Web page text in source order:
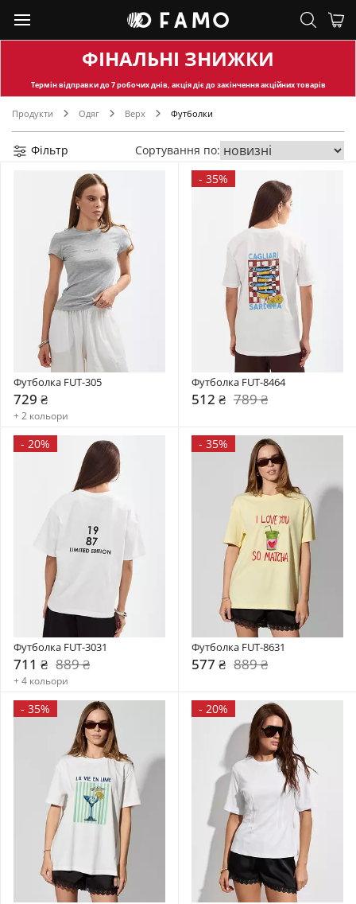
ФІНАЛЬНІ ЗНИЖКИ
Термін відправкидо 7 робочих днів, акція діє до закінчення акційних товарів
Продукти Одяг Верх Футболки
Фільтр Сортування по:
Футболка FUT-305
729 ₴
+ 2 кольори
- 35%
Футболка FUT-8464
512 ₴ 789 ₴
- 20%
Футболка FUT-3031
711 ₴ 889 ₴
+ 4 кольори
- 35%
Футболка FUT-8631
577 ₴ 889 ₴
- 35% - 20%